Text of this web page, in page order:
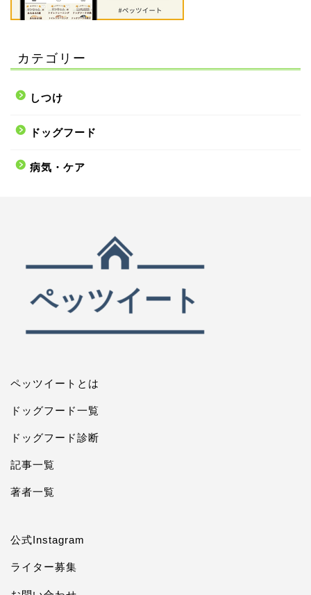
カテゴリー
しつけ
ドッグフード
病気・ケア
ペッツイートとは
ドッグフード一覧
ドッグフード診断
記事一覧
著者一覧
公式Instagram
ライター募集